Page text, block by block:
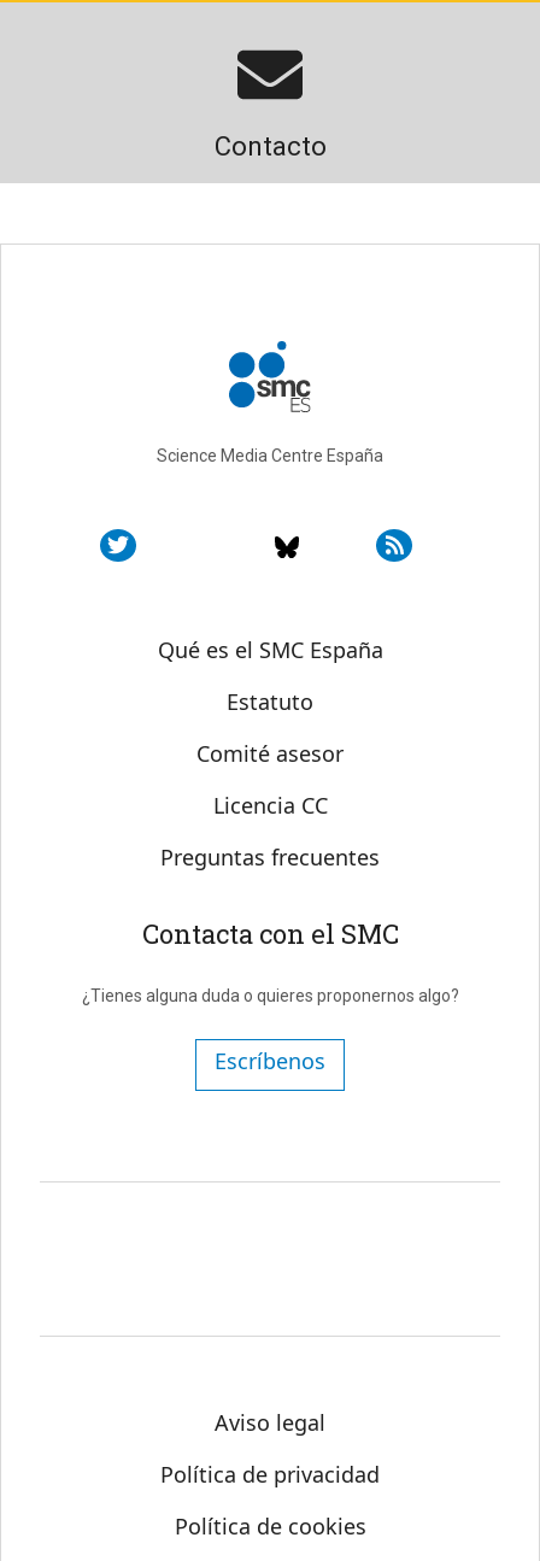
Contacto
Science Media Centre España
Sobre SMC España
Qué es el SMC España
Estatuto
Comité asesor
Licencia CC
Preguntas frecuentes
Contacta con el SMC
¿Tienes alguna duda o quieres proponernos algo?
Escríbenos
Aviso legal
Política de privacidad
Política de cookies